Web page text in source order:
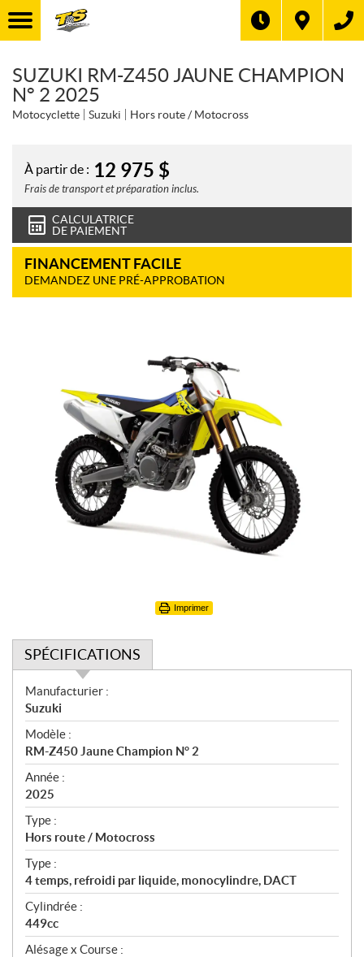
SUZUKI RM-Z450 JAUNE CHAMPION
N° 2 2025
Motocyclette Suzuki Hors route / Motocross
À partir de : 12 975 $
Frais de transport et préparation inclus.
CALCULATRICE
DE PAIEMENT
FINANCEMENT FACILE
DEMANDEZ UNE PRÉ-APPROBATION
Imprimer
SPÉCIFICATIONS
S
p
é
c
i
f
i
c
a
t
i
o
n
s
Manufacturier :
Suzuki
Modèle :
RM-Z450 Jaune Champion N° 2
Année :
2025
Type :
Hors route / Motocross
Type :
4 temps, refroidi par liquide, monocylindre, DACT
Cylindrée :
449cc
Alésage x Course :